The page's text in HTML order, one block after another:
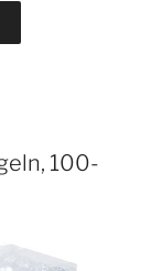
100-